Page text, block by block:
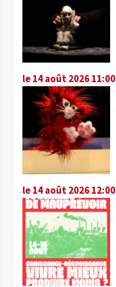
le 14 août 2026 11:00
le 14 août 2026 12:00